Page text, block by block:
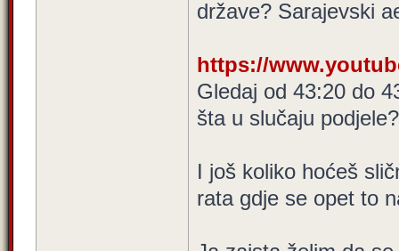
države? Sarajevski
https://
Gledaj od 43:20 do
šta u slučaju
I još koliko hoćeš
rata gdje se opet to